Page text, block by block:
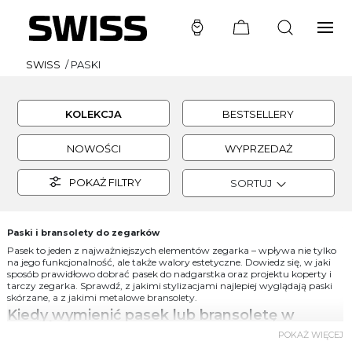
SWISS /PASKI
KOLEKCJA BESTSELLERY
NOWOŚCI WYPRZEDAŻ
POKAŻ FILTRY SORTUJ
Paski i bransolety do zegarków
Pasek to jeden z najważniejszych elementów zegarka – wpływa nie tylko
na jego funkcjonalność, ale także walory estetyczne. Dowiedz się, w jaki
sposób prawidłowo dobrać pasek do nadgarstka oraz projektu koperty i
tarczy zegarka. Sprawdź, z jakimi stylizacjami najlepiej wyglądają paski
skórzane, a z jakimi metalowe bransolety.
Kiedy wymienić pasek lub bransoletę w
zegarku? POKAŻ WIĘCEJ